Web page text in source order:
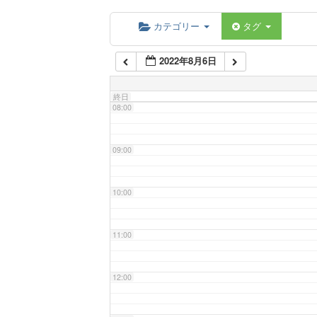
カテゴリー タグ
2022年8月6日
終日
07:00
08:00
09:00
10:00
11:00
12:00